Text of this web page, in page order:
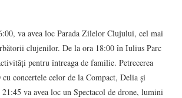
va avea loc Parada Zilelor Clujului, cel mai
clujenilor. De la ora 18:00 în Iulius Parc
pentru întreaga de familie. Petrecerea
concertele celor de la Compact, Delia și
va avea loc un Spectacol de drone, lumini